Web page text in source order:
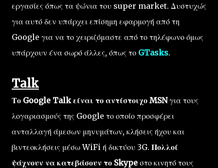
εργασίες όπως τα ψώνια του super market. Δυστυχώς
για αυτό δεν υπάρχει επίσημη εφαρμογή από τη
Google για να το χειριζόμαστε από το τηλέφωνο όμως
υπάρχουν ένα σωρό άλλες, όπως το GTasks.
Talk
Το Google Talk είναι το αντίστοιχο MSNγια τους
λογαριασμούς της Google το οποίο προσφέρει
ανταλλαγή άμεσων μηνυμάτων, κλήσεις ήχου και
βιντεοκλήσεις μέσω WiFi ή δικτύου 3G. Πολλοί
ψάχνουν να κατεβάσουν το Skype στο κινητό τους